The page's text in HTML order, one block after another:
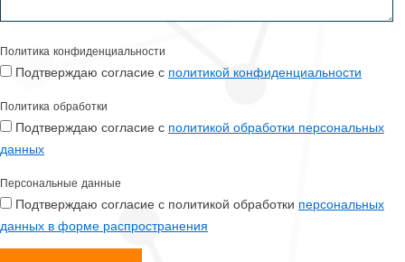
Политика конфиденциальности
Подтверждаю согласие с политикой конфиденциальности
Политика обработки
Подтверждаю согласие с политикой обработки персональных
данных
Персональные данные
Подтверждаю согласие с политикой обработки персональных
данных в форме распространения